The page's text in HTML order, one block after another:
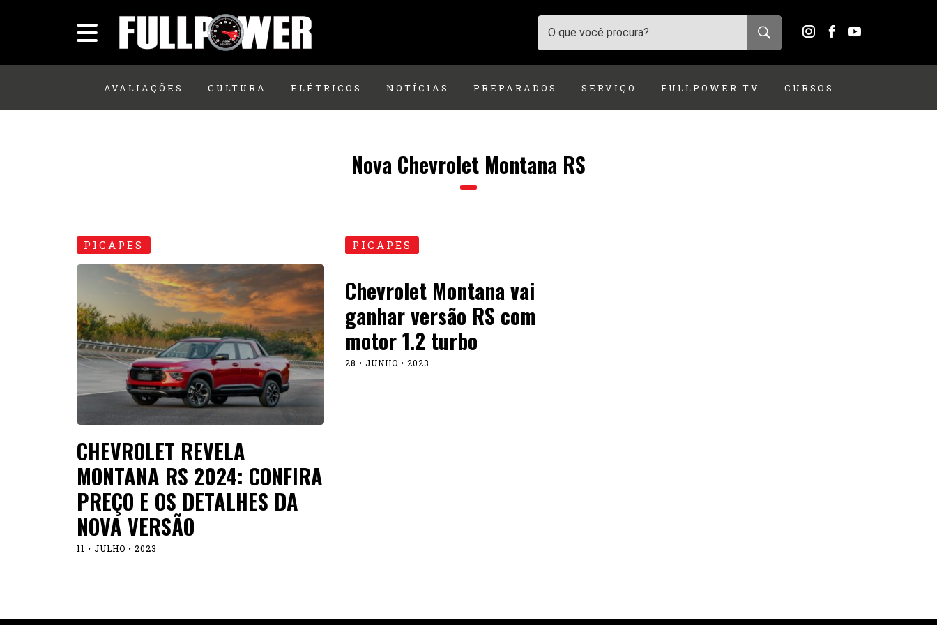
AVALIAÇÕES CULTURA ELÉTRICOS NOTÍCIAS PREPARADOS SERVIÇO FULLPOWER TV CURSOS
Nova Chevrolet Montana RS
PICAPES
CHEVROLET REVELA
MONTANA RS 2024: CONFIRA
PREÇO E OS DETALHES DA
NOVA VERSÃO
11 • JULHO • 2023
PICAPES
Chevrolet Montana vai
ganhar versão RS com
motor 1.2 turbo
28 • JUNHO • 2023